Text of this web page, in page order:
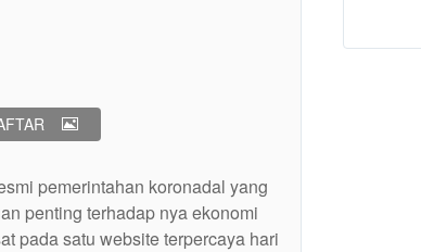
pemerintahan koronadal yang
penting terhadap nya ekonomi
pada satu website terpercaya hari